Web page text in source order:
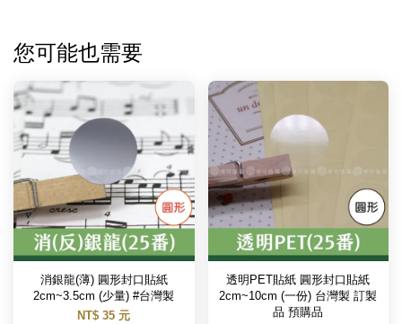
您可能也需要
消銀龍(薄) 圓形封口貼紙
2cm~3.5cm (少量) #台灣製
NT$ 35 元
透明PET貼紙 圓形封口貼紙
2cm~10cm (一份) 台灣製 訂製
品 預購品